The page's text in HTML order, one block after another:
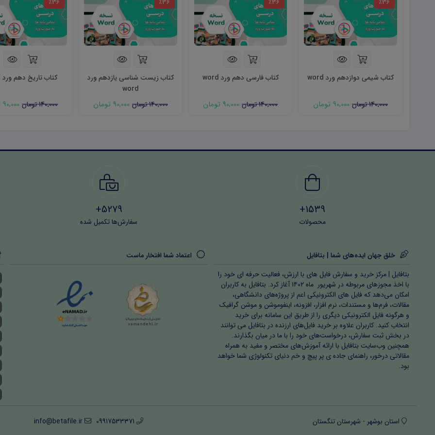
٪36
کتاب شیمی دوازدهم ورد word
140,000 تومان 90,000 تومان
٪36
کتاب فارسی دهم ورد word
140,000 تومان 90,000 تومان
٪36
کتاب زیست شناسی یازدهم ورد
word
140,000 تومان
90,000 تومان
٪36
کتاب تاریخ دهم ورد word
140,000 تومان 90,000 تومان
1539+
محصولات
5279+
سفارش‌ها تکمیل شده
خلق جهان ایده‌های شما | بتافایل
بتافایل | مرکز خرید و سفارش فایل های با ارزش، فعالیت حرفه ای خود را
با اخذ مجوزهای مربوطه در شهریور ماه ۱۴۰۲ آغاز کرد. بتافایل به کاربران
امکان می‌دهد که فایل های الکترونیکی اعم از پروژه‌های دانشگاهی،
مقالات، فرم‌ها و مستندات، نرم افزار، افزونه، اینفوموشن و موشن گرافیک
و هرگونه فایل الکترونیکی دیگری را از طریق این سامانه برای خرید
انتخاب کنید. کاربران علاوه بر خرید فایل‌های ارزنده در بتافایل می توانند
در بخش ثبت سفارش، درخواست‌های خود را با ما در میان بگذارند.
همچنین وب‌سایت بتافایل با ارائه آموزش‌های مختصر و مفید به همراه
مقالاتی درخور، راهنمای جاده ی پر پیچ و خم دنیای تکنولوژی شما خواهد
بود.
اعتماد شما افتخار ماست
استان بوشهر - شهرستان تنگستان 09917533371
info@betafile.ir